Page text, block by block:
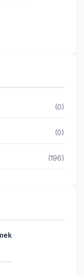
(0)
(0)
(196)